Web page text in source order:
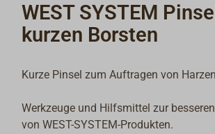
WEST SYSTEM
kurzen Borsten
Kurze Pinsel zum Auftragen von
Werkzeuge und Hilfsmittel zur
von WEST-SYSTEM-Produkten.